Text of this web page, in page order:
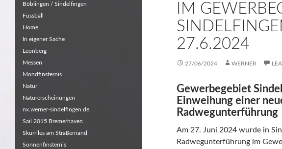
IM
27.6.2024
27/06/2024 WERNER
Gewerbegebiet
Einweihung einer
Radwegunterführung
Am 27. Juni 2024 wurde in
Radwegunterführung im
Böblingen / Sindelfingen
Fussball
Home
In eigener Sache
Leonberg
Messen
Mondfinsternis
Natur
Naturerscheinungen
nx.werner-sindelfingen.de
Sail 2015 Bremerhaven
Skurriles am Straßenrand
Sonnenfinsternis